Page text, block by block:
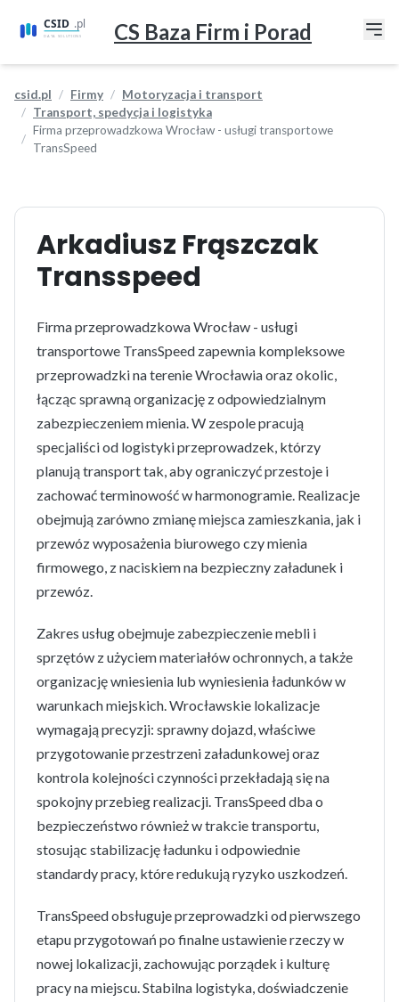
CS Baza Firm i Porad
csid.pl Firmy
Motoryzacja i transport
Transport, spedycja i logistyka
Firma przeprowadzkowa Wrocław - usługi transportowe
TransSpeed
Arkadiusz Frąszczak
Transspeed
Firma przeprowadzkowa Wrocław - usługi
transportowe TransSpeed zapewnia kompleksowe
przeprowadzki na terenie Wrocławia oraz okolic,
łącząc sprawną organizację z odpowiedzialnym
zabezpieczeniem mienia. W zespole pracują
specjaliści od logistyki przeprowadzek, którzy
planują transport tak, aby ograniczyć przestoje i
zachować terminowość w harmonogramie. Realizacje
obejmują zarówno zmianę miejsca zamieszkania, jak i
przewóz wyposażenia biurowego czy mienia
firmowego, z naciskiem na bezpieczny załadunek i
przewóz.
Zakres usług obejmuje zabezpieczenie mebli i
sprzętów z użyciem materiałów ochronnych, a także
organizację wniesienia lub wyniesienia ładunków w
warunkach miejskich. Wrocławskie lokalizacje
wymagają precyzji: sprawny dojazd, właściwe
przygotowanie przestrzeni załadunkowej oraz
kontrola kolejności czynności przekładają się na
spokojny przebieg realizacji. TransSpeed dba o
bezpieczeństwo również w trakcie transportu,
stosując stabilizację ładunku i odpowiednie
standardy pracy, które redukują ryzyko uszkodzeń.
TransSpeed obsługuje przeprowadzki od pierwszego
etapu przygotowań po finalne ustawienie rzeczy w
nowej lokalizacji, zachowując porządek i kulturę
pracy na miejscu. Stabilna logistyka, doświadczenie